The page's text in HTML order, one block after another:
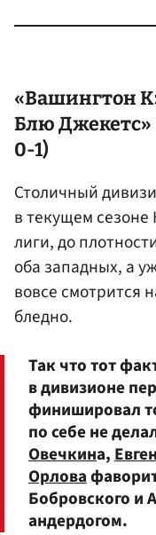
«Вашингтон
Блю Джекетс»
0-1)
Столичный
в текущем
лиги, до
оба западных, а
вовсе смотрится
бледно.
Так что тот
в дивизионе
финишировал
по себе не
Овечкина,
Орлова
Бобровского и
андердогом.